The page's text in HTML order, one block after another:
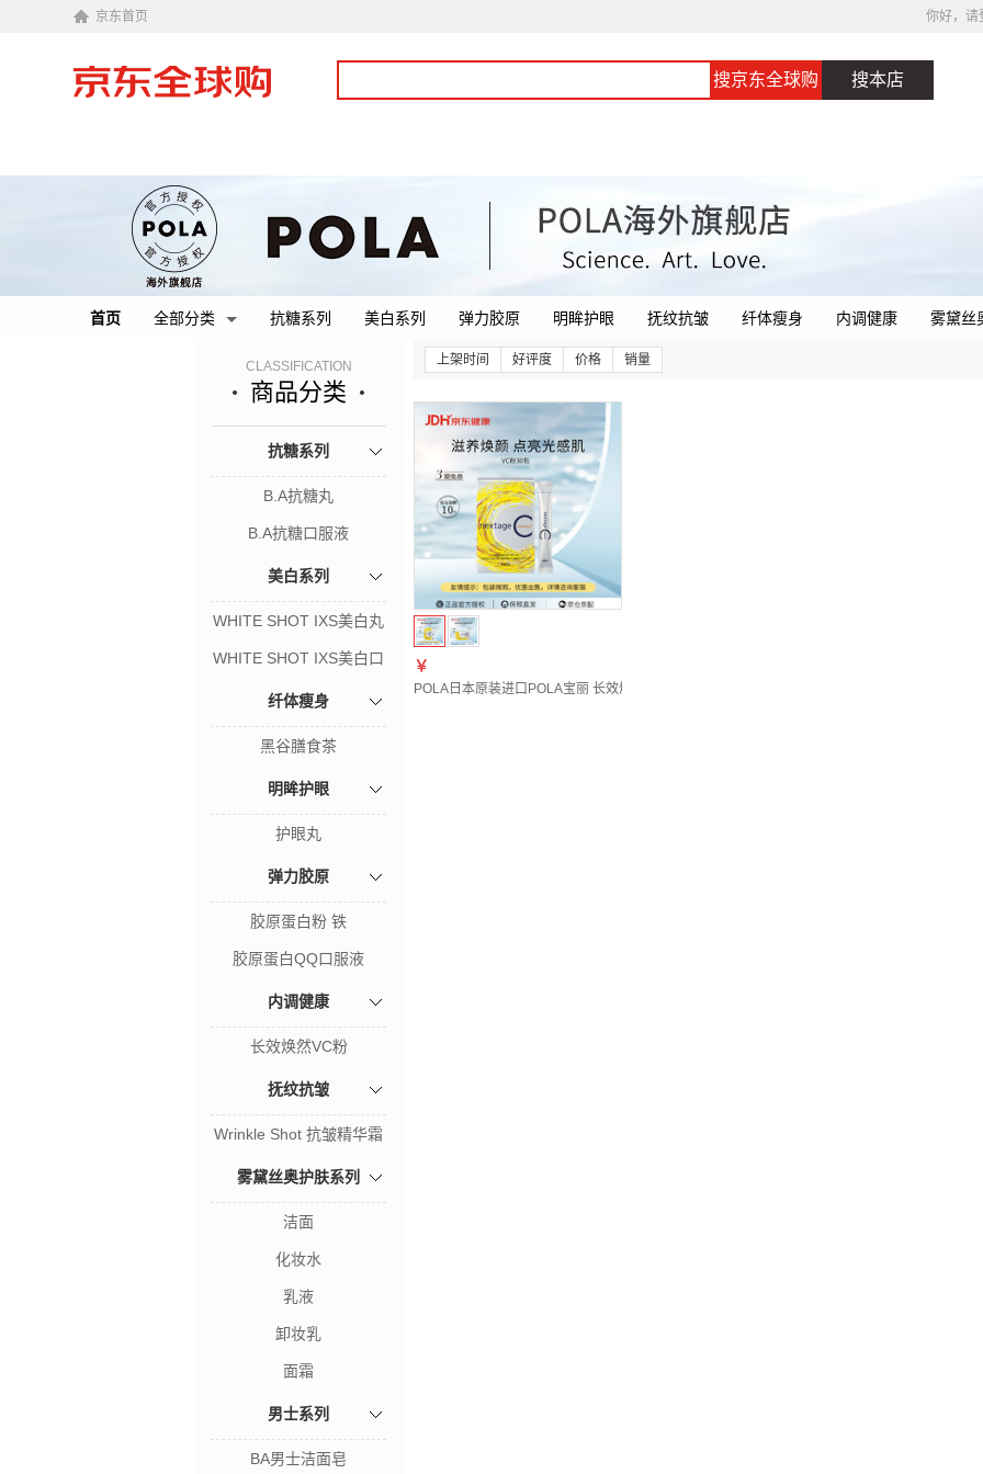
京东首页 你好，请
搜京东全球购 搜本店
首页 全部分类 抗糖系列 美白系列 弹力胶原 明眸护眼 抚纹抗皱 纤体瘦身 内调健康 雾黛丝
CLASSIFICATION
商品分类
抗糖系列
B.A抗糖丸
B.A抗糖口服液
美白系列
WHITE SHOT IXS美白丸
WHITE SHOT IXS美白口
纤体瘦身
黑谷膳食茶
明眸护眼
护眼丸
弹力胶原
胶原蛋白粉 铁
胶原蛋白QQ口服液
内调健康
长效焕然VC粉
抚纹抗皱
Wrinkle Shot 抗皱精华霜
雾黛丝奥护肤系列
洁面
化妆水
乳液
卸妆乳
面霜
男士系列
BA男士洁面皂
上架时间 好评度 价格 销量
￥
POLA日本原装进口POLA宝丽 长效焕然VC美白粉 维生素C粉 30袋*1盒